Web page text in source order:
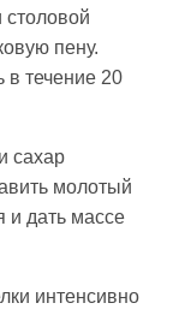
пену.
в течение 20
сахар
молотый
и дать массе
интенсивно